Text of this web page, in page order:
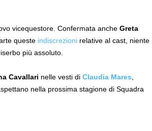
vicequestore. Confermata anche Greta
queste indiscrezionirelative al cast, niente
più assoluto.
Cavallari nelle vesti di Claudia Mares
nella prossima stagione di Squadra